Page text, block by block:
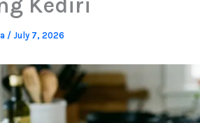
Kediri
/ July 7, 2026